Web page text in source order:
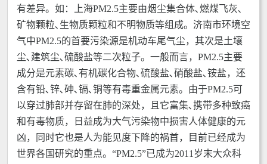
有差异。如：上海PM2.5主要由烟尘集合体､燃煤飞灰､
矿物颗粒､生物质颗粒和不明物质等组成。济南市环境空
气中PM2.5的首要污染源是机动车尾气尘，其次是土壤
尘､建筑尘､硫酸盐等二次粒子。一般而言，PM2.5主要
成分是元素碳､有机碳化合物､硫酸盐､硝酸盐､铵盐，还
含有铅､锌､砷､镉､铜等有毒重金属元素。由于PM2.5可
以穿过肺部并存留在肺的深处，且它富集､携带多种致癌
和有毒物质，日益成为大气污染物中损害人体健康的元
凶，同时它也是人为能见度下降的祸首，目前已经成为
世界各国研究的重点。“PM2.5”已成为2011岁末大众科